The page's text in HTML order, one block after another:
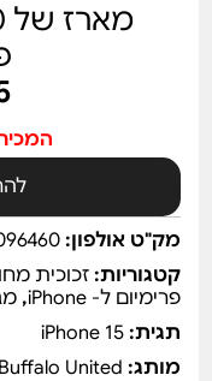
מק"ט אולפון:
קטגוריות:זכוכית
פרימיום ל- iPhone
,
תגית:iPhone 15
מותג: Buffalo United